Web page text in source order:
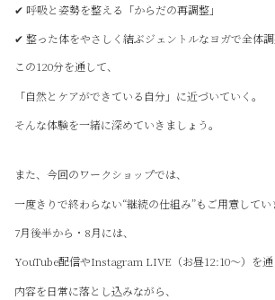
✔ 呼吸と姿勢を整える「からだの再調整」
✔ 整った体をやさしく結ぶジェントルなヨガで全体
この120分を通して、
「自然とケアができている自分」に近づいていく。
そんな体験を一緒に深めていきましょう。
また、今回のワークショップでは、
一度きりで終わらない“継続の仕組み”もご用意してい
7月後半から・8月には、
YouTube配信やInstagram LIVE（お昼12:10〜）を通
内容を日常に落とし込みながら、